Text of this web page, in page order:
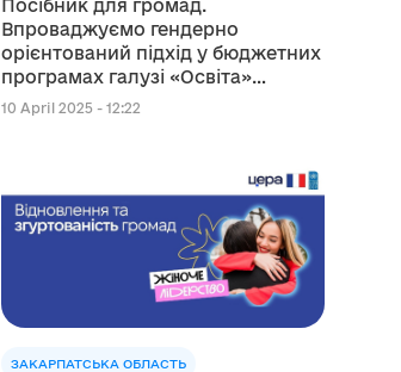
Посібник для громад.
Впроваджуємо гендерно
орієнтований підхід у бюджетних
програмах галузі «Освіта»
територіальних громад
10 April 2025 - 12:22
ЗАКАРПАТСЬКА ОБЛАСТЬ